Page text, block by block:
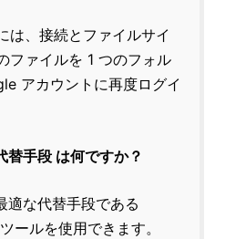
は、接続とファイルサイ
ファイルを 1 つのフォル
アカウントに再度ログイ
手段 は何ですか？
な代替手段である
ールを使用できます。